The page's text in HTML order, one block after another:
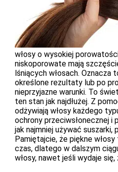
włosy o wysokiej
niskoporowate mają
lśniących włosach. Oznacza
określone rezultaty lub po
nieprzyjazne warunki. To
ten stan jak najdłużej. Z
odżywiają włosy każdego
ochrony przeciwsłonecznej i
jak najmniej używać
Pamiętajcie, że piękne
czas, dlatego w dalszym
włosy, nawet jeśli wydaje